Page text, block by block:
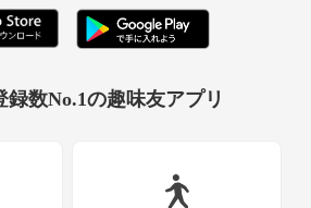
録数No.1の趣味友アプリ